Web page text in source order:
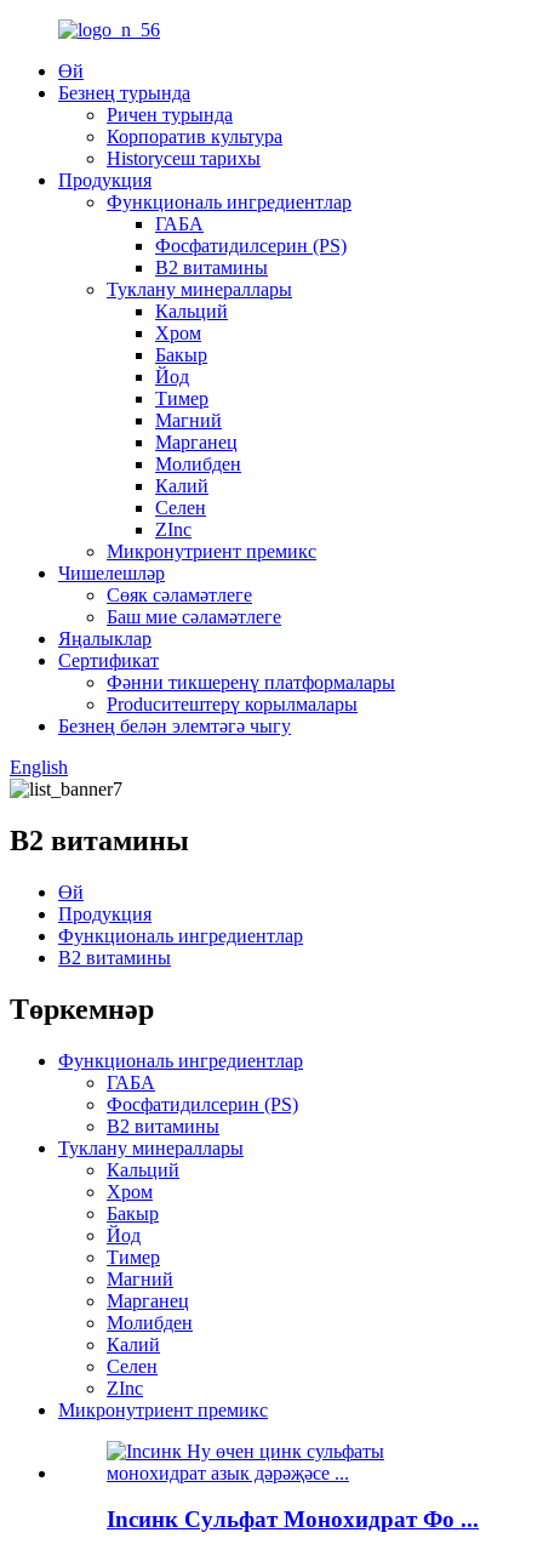
Өй
Безнең турында
Ричен турында
Корпоратив культура
Historyсеш тарихы
Продукция
Функциональ ингредиентлар
ГАБА
Фосфатидилсерин (PS)
В2 витамины
Туклану минераллары
Кальций
Хром
Бакыр
Йод
Тимер
Магний
Марганец
Молибден
Калий
Селен
ZInc
Микронутриент премикс
Чишелешләр
Сөяк сәламәтлеге
Баш мие сәламәтлеге
Яңалыклар
Сертификат
Фәнни тикшеренү платформалары
Producитештерү корылмалары
Безнең белән элемтәгә чыгу
English
В2 витамины
Өй
Продукция
Функциональ ингредиентлар
В2 витамины
Төркемнәр
Функциональ ингредиентлар
ГАБА
Фосфатидилсерин (PS)
В2 витамины
Туклану минераллары
Кальций
Хром
Бакыр
Йод
Тимер
Магний
Марганец
Молибден
Калий
Селен
ZInc
Микронутриент премикс
Incинк Сульфат Монохидрат Фо ...